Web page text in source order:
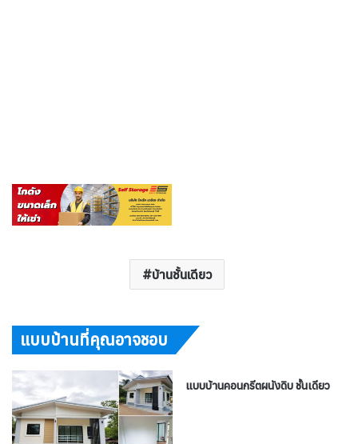
บ้านชั้นเดียว
แบบบ้านที่คุณอาจชอบ
แบบบ้านคอนกรีตผนังดิบ ชั้นเดียว